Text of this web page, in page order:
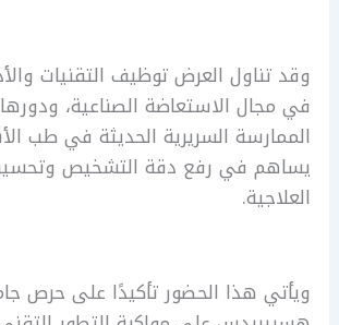
وقد تناول العرض توظيف التقنيات
في مجال الاستعاضة الصناعية،
الممارسة السريرية الحديثة في طب
يساهم في رفع دقة التشخيص وتحسين
العلاجية.
ويأتي هذا الحضور تأكيدًا على حرص